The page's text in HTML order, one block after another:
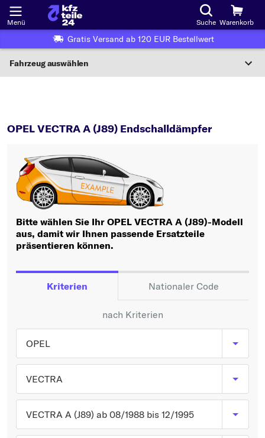
Menü Suche Warenkorb
Gratis Versand ab 120 EUR Bestellwert
Fahrzeug auswählen
Wo finde ich die?
Oder
Oder Fahrzeugauswahl nach Kriterien:
Hersteller wählen
Modell wählen
Typ wählen
OPEL VECTRA A (J89) Endschalldämpfer
Bitte wählen Sie Ihr OPEL VECTRA A (J89)-Modell
aus, damit wir Ihnen passende Ersatzteile
präsentieren können.
Kriterien Nationaler Code
nach Kriterien
OPEL
VECTRA
VECTRA A (J89) ab 08/1988 bis 12/1995